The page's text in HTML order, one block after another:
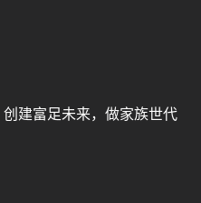
建富足未来，做家族世代